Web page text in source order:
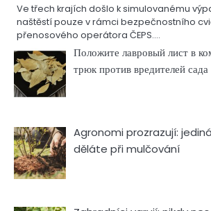
Ve třech krajích došlo k simulovanému
naštěstí pouze v rámci bezpečnostního
přenosového operátora ČEPS.…
Положите лавровый лист в
трюк против вредителей сада
Agronomi prozrazují:
děláte při mulčování